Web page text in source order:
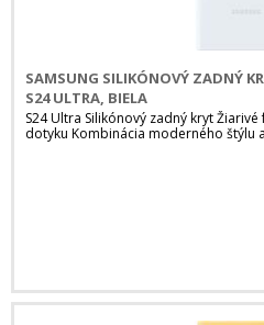
SAMSUNG SILIKÓNOVÝ ZADNÝ
S24 ULTRA, BIELA
S24 Ultra Silikónový zadný kryt
dotyku Kombinácia moderného štýlu